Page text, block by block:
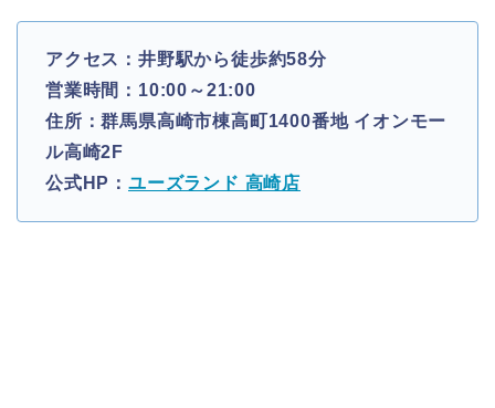
アクセス：井野駅から徒歩約58分
営業時間：10:00～21:00
住所：群馬県高崎市棟高町1400番地 イオンモー
ル高崎2F
公式HP： ユーズランド 高崎店